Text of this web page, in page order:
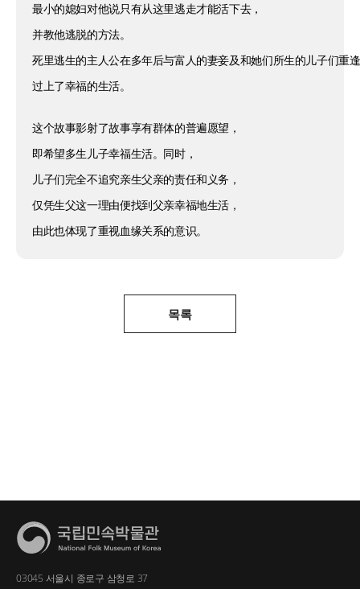
最小的媳妇对他说只有从这里逃走才能活下去，
并教他逃脱的方法。
死里逃生的主人公在多年后与富人的妻妾及和她们所生的儿子们重
过上了幸福的生活。
这个故事影射了故事享有群体的普遍愿望，
即希望多生儿子幸福生活。同时，
儿子们完全不追究亲生父亲的责任和义务，
仅凭生父这一理由便找到父亲幸福地生活，
由此也体现了重视血缘关系的意识。
목록
03045 서울시 종로구 삼청로 37